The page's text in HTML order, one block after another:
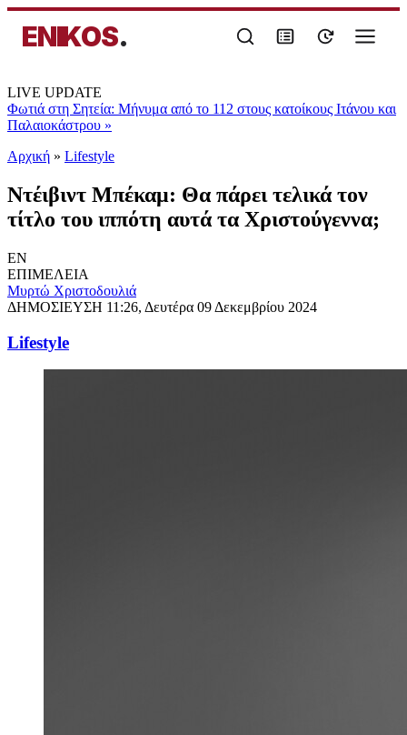
ENIKOS.
LIVE UPDATE
Φωτιά στη Σητεία: Μήνυμα από το 112 στους κατοίκους Ιτάνου και
Παλαιοκάστρου »
Αρχική » Lifestyle
Ντέιβιντ Μπέκαμ: Θα πάρει τελικά τον
τίτλο του ιππότη αυτά τα Χριστούγεννα;
EN
ΕΠΙΜΕΛΕΙΑ
Μυρτώ Χριστοδουλιά
ΔΗΜΟΣΙΕΥΣΗ 11:26, Δευτέρα 09 Δεκεμβρίου 2024
Lifestyle